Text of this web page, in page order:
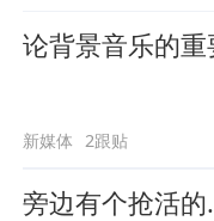
论背景音乐的重
新媒体 2跟贴
旁边有个抢活